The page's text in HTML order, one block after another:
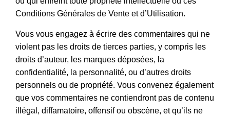
Conditions Générales de Vente et d’Utilisation.
Vous vous engagez à écrire des commentaires qui ne
violent pas les droits de tierces parties, y compris les
droits d’auteur, les marques déposées, la
confidentialité, la personnalité, ou d’autres droits
personnels ou de propriété. Vous convenez également
que vos commentaires ne contiendront pas de contenu
illégal, diffamatoire, offensif ou obscène, et qu’ils ne